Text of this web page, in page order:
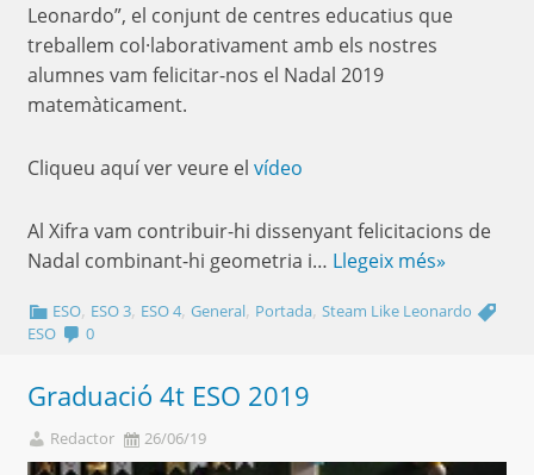
Leonardo”, el conjunt de centres educatius que
treballem col·laborativament amb els nostres
alumnes vam felicitar-nos el Nadal 2019
matemàticament.
Cliqueu aquí ver veure el vídeo
Al Xifra vam contribuir-hi dissenyant felicitacions de
Nadal combinant-hi geometria i… Llegeix més»
ESO, ESO 3, ESO 4,General, Portada,Steam Like Leonardo
ESO
0
Graduació 4t ESO 2019
Redactor 26/06/19